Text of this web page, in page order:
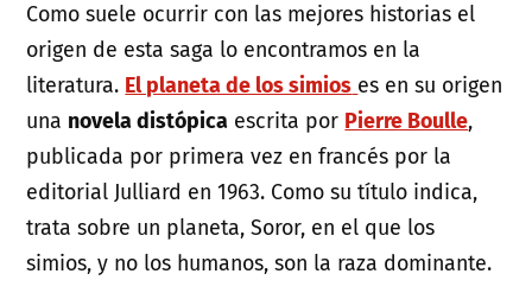
Como suele ocurrir con las mejores historias el
origen de esta saga lo encontramos en la
literatura. El planeta de los simios es en su origen
una novela distópica escrita por Pierre Boulle,
publicada por primera vez en francés por la
editorial Julliard en 1963. Como su título indica,
trata sobre un planeta, Soror, en el que los
simios, y no los humanos, son la raza dominante.